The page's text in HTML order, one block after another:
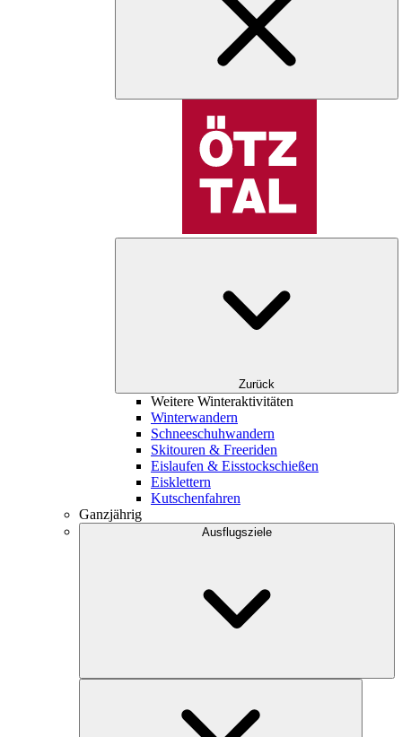
Zurück
Weitere Winteraktivitäten
Winterwandern
Schneeschuhwandern
Skitouren & Freeriden
Eislaufen & Eisstockschießen
Eisklettern
Kutschenfahren
Ganzjährig
Ausflugsziele